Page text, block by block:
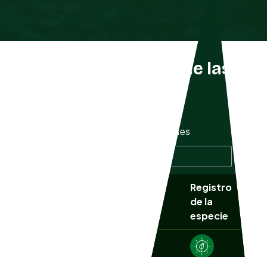
Listado completo de las
especies
Registro
de la
especie